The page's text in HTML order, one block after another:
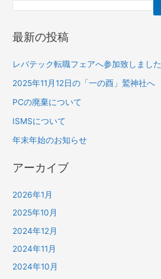
最新の投稿
レバテック転職フェアへ参加致しました
2025年11月12日の「一の酉」鷲神社へ
PCの廃棄について
ISMSについて
年末年始のお知らせ
アーカイブ
2026年1月
2025年10月
2024年12月
2024年11月
2024年10月